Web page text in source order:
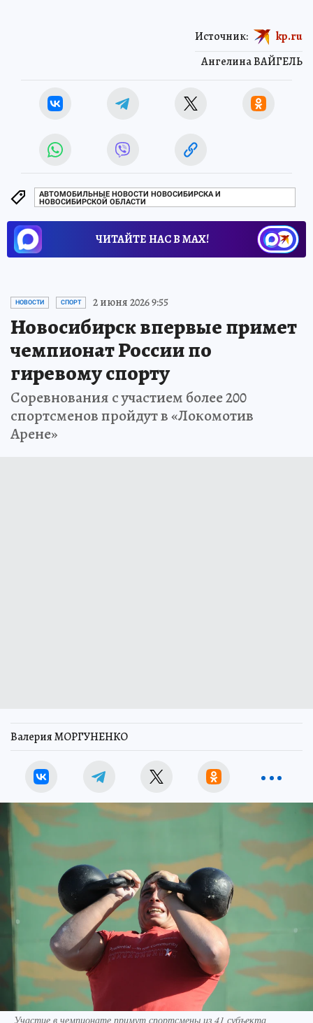
Ангелина ВАЙГЕЛЬ
Источник: kp.ru
АВТОМОБИЛЬНЫЕ НОВОСТИ НОВОСИБИРСКА И
НОВОСИБИРСКОЙ ОБЛАСТИ
ЧИТАЙТЕ НАС В МАХ!
НОВОСТИ СПОРТ 2 июня 2026 9:55
Новосибирск впервые примет
чемпионат России по
гиревому спорту
Соревнования с участием более 200
спортсменов пройдут в «Локомотив
Арене»
Валерия МОРГУНЕНКО
Участие в чемпионате примут спортсмены из 41 субъекта